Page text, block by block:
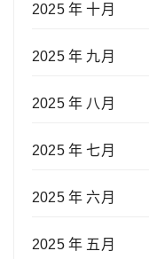
2025 年 十月
2025 年 九月
2025 年 八月
2025 年 七月
2025 年 六月
2025 年 五月